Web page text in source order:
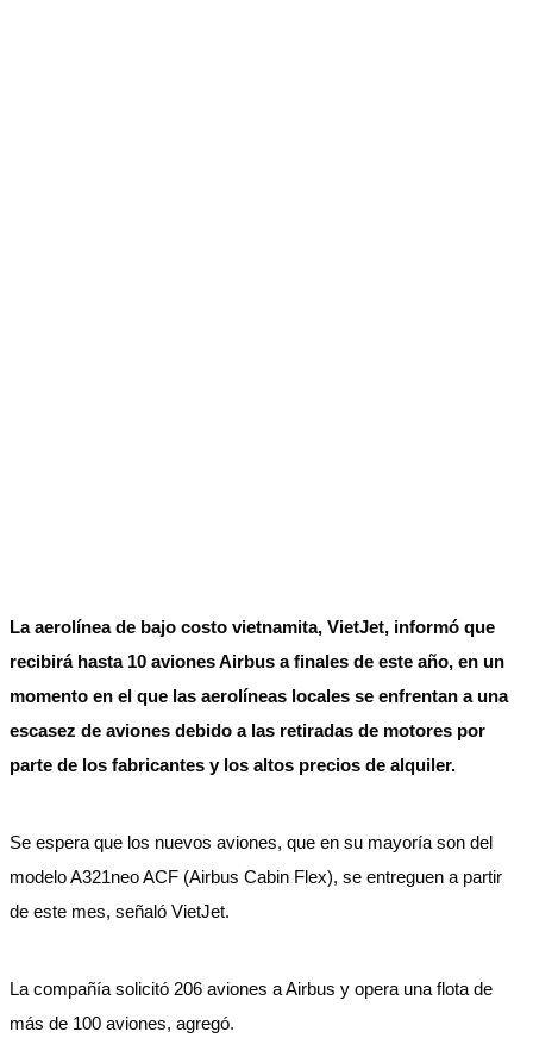
La aerolínea de bajo costo vietnamita, VietJet, informó que
recibirá hasta 10 aviones Airbus a finales de este año, en un
momento en el que las aerolíneas locales se enfrentan a una
escasez de aviones debido a las retiradas de motores por
parte de los fabricantes y los altos precios de alquiler.
Se espera que los nuevos aviones, que en su mayoría son del
modelo A321neo ACF (Airbus Cabin Flex), se entreguen a partir
de este mes, señaló VietJet.
La compañía solicitó 206 aviones a Airbus y opera una flota de
más de 100 aviones, agregó.